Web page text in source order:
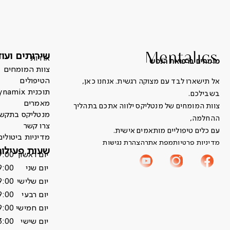
מומחים ברפואת הנפש
אל תישארו לבד עם מצוקה רגשית. אנחנו כאן,
בשבילכם.
צוות המומחים של מנטליקס ילווה אתכם בתהליך
ההחלמה,
עם כלים טיפוליים מותאמים אישית.
מדיניות פרטיותמפת אתרהצהרת נגישות
שירותים
אודות
צוות המומחים
הטיפולים
תוכנית Dynamix
מאמרים
מנטליקס
צרו קשר
מדיניות
שעות
יום ראשון
יום שני
יום שלישי
יום רבעי
יום חמישי
יום שישי